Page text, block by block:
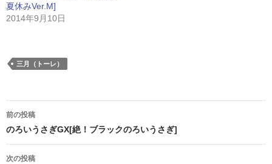
夏休みVer.M]
2014年9月10日
三月（トーレ）
投
稿
ナ
前の投稿
のろいうさぎGX[絶！ブラックのろいうさぎ]
次の投稿